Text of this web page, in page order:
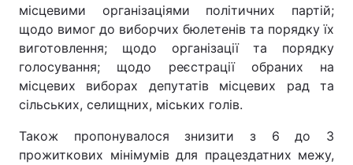
місцевими організаціями політичних партій;
щодо вимог до виборчих бюлетенів та порядку їх
виготовлення; щодо організації та порядку
голосування; щодо реєстрації обраних на
місцевих виборах депутатів місцевих рад та
сільських, селищних, міських голів.
Також пропонувалося знизити з 6 до 3
прожиткових мінімумів для працездатних межу,